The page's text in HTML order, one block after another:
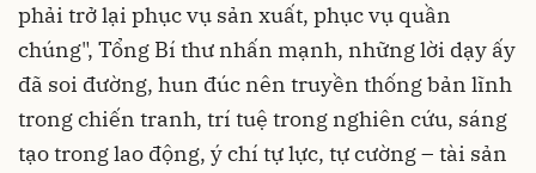
phải trở lại phục vụ sản xuất, phục vụ quần
chúng", Tổng Bí thư nhấn mạnh, những lời dạy ấy
đã soi đường, hun đúc nên truyền thống bản lĩnh
trong chiến tranh, trí tuệ trong nghiên cứu, sáng
tạo trong lao động, ý chí tự lực, tự cường – tài sản